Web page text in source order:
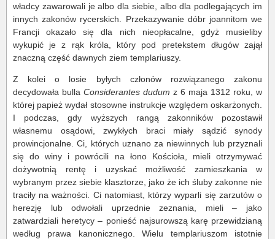
władcy zawarowali je albo dla siebie, albo dla podlegających im
innych zakonów rycerskich. Przekazywanie dóbr joannitom we
Francji okazało się dla nich nieopłacalne, gdyż musieliby
wykupić je z rąk króla, który pod pretekstem długów zajął
znaczną część dawnych ziem templariuszy.
Z kolei o losie byłych członów rozwiązanego zakonu
decydowała bulla Considerantes dudum z 6 maja 1312 roku, w
której papież wydał stosowne instrukcje względem oskarżonych.
I podczas, gdy wyższych rangą zakonników pozostawił
własnemu osądowi, zwykłych braci miały sądzić synody
prowincjonalne. Ci, których uznano za niewinnych lub przyznali
się do winy i powrócili na łono Kościoła, mieli otrzymywać
dożywotnią rentę i uzyskać możliwość zamieszkania w
wybranym przez siebie klasztorze, jako że ich śluby zakonne nie
traciły na ważności. Ci natomiast, którzy wyparli się zarzutów o
herezję lub odwołali uprzednie zeznania, mieli – jako
zatwardziali heretycy – ponieść najsurowszą karę przewidzianą
według prawa kanonicznego. Wielu templariuszom istotnie